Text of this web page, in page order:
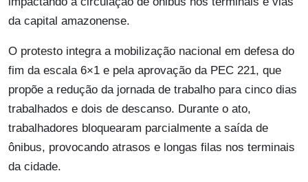
da capital amazonense.
O protesto integra a mobilização nacional em defesa do
fim da escala 6×1 e pela aprovação da PEC 221, que
propõe a redução da jornada de trabalho para cinco dias
trabalhados e dois de descanso. Durante o ato,
trabalhadores bloquearam parcialmente a saída de
ônibus, provocando atrasos e longas filas nos terminais
da cidade.